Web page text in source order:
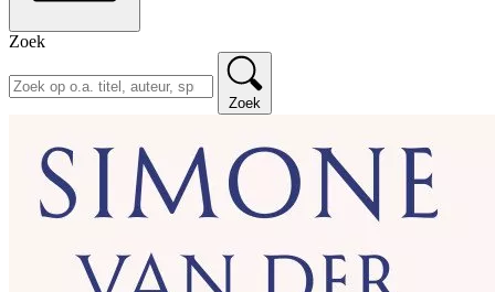
Zoek
Zoek